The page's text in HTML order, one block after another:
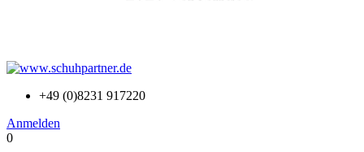
+49 (0)8231 917220
Anmelden
0